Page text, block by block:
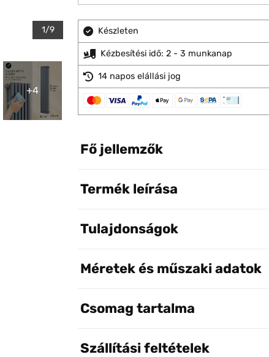
1/9
+4
Készleten
Kézbesítési idő: 2 - 3 munkanap
14 napos elállási jog
Fő jellemzők
Termék leírása
Tulajdonságok
Méretek és műszaki adatok
Csomag tartalma
Szállítási feltételek